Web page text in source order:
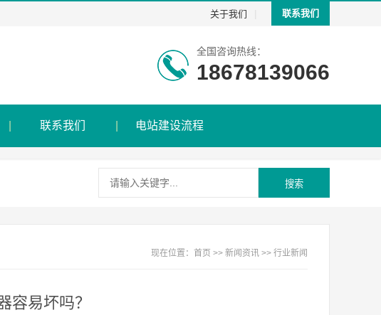
关于我们 联系我们
全国咨询热线：
18678139066
联系我们 电站建设流程
搜索
现在位置： 首页 >> 新闻资讯 >> 行业新闻
容易坏吗？